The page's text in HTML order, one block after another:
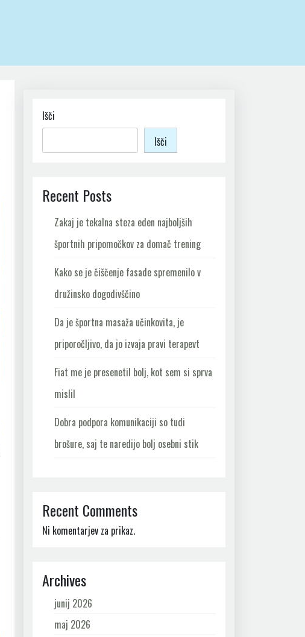
Išči
Išči
Recent Posts
Zakaj je tekalna steza eden najboljših
športnih pripomočkov za domač trening
Kako se je čiščenje fasade spremenilo v
družinsko dogodivščino
Da je športna masaža učinkovita, je
priporočljivo, da jo izvaja pravi terapevt
Fiat me je presenetil bolj, kot sem si sprva
mislil
Dobra podpora komunikaciji so tudi
brošure, saj te naredijo bolj osebni stik
Recent Comments
Ni komentarjev za prikaz.
Archives
junij 2026
maj 2026